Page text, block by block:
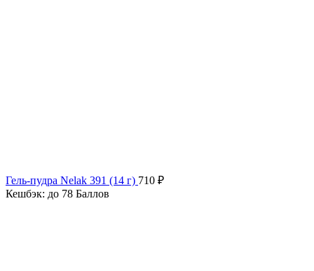
Гель-пудра Nelak 391 (14 г) 710 ₽
Кешбэк: до 78 Баллов